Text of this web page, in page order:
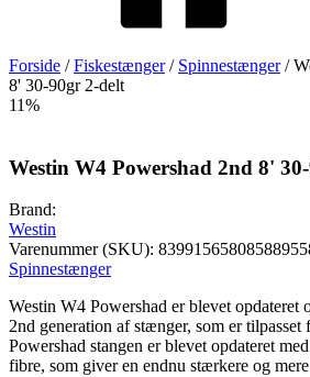
Forside /Fiskestænger/ Spinnestænger/
8' 30-90gr 2-delt
11%
Westin W4 Powershad 2nd 8'
Brand:
Westin
Varenummer (SKU):
Spinnestænger
Westin W4 Powershad er blevet opdateret
2nd generation af stænger, som er
Powershad stangen er blevet opdateret
fibre, som giver en endnu stærkere og